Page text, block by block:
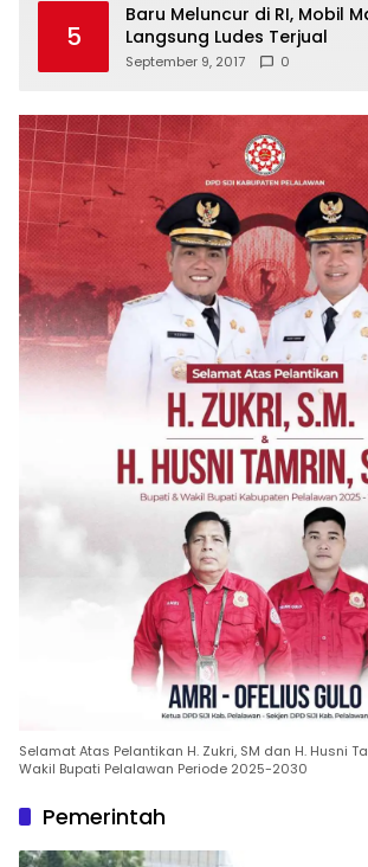
5
Baru Meluncur di RI, Mobil
Langsung Ludes Terjual
September 9, 2017 0
Selamat Atas Pelantikan H. Zukri, SM dan H. Husni
Wakil Bupati Pelalawan Periode 2025-2030
Pemerintah